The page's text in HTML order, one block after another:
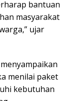
bantuan
masyarakat
ujar
menilai paket
kebutuhan